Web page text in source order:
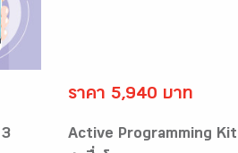
ราคา 5,940 บาท
Active Programming